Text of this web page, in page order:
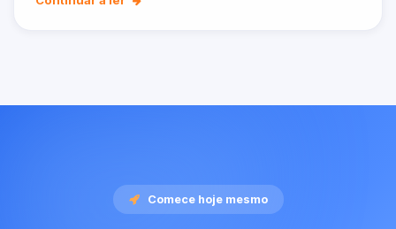
Comece hoje mesmo